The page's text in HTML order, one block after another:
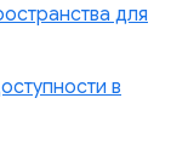
для
в